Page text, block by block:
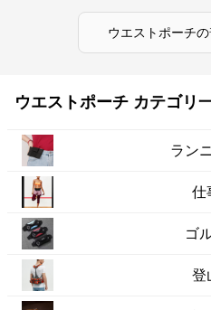
ウエストポーチの
ウエストポーチ カテゴリ
ラン
仕
ゴ
登